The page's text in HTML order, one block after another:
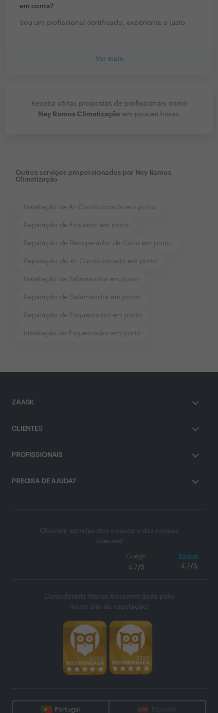
em conta?
Sou um profissional certificado, experiente e justo
Ver mais
Receba várias propostas de profissionais como
Ney Ramos Climatização em poucas horas.
Outros serviços proporcionados por Ney Ramos
Climatização
Instalação de Ar Condicionado em porto
Reparação de Exaustor em porto
Reparação de Recuperador de Calor em porto
Reparação do Ar Condicionado em porto
Instalação de Salamandra em porto
Reparação de Salamandra em porto
Reparação de Esquentador em porto
Instalação de Esquentador em porto
ZAASK
CLIENTES
PROFISSIONAIS
PRECISA DE AJUDA?
Chovem estrelas dos nossos e das nossas
clientes!
4.7/5 4.7/5
Considerada Marca Recomendada pelo
maior site de reputação!
Portugal Espanha